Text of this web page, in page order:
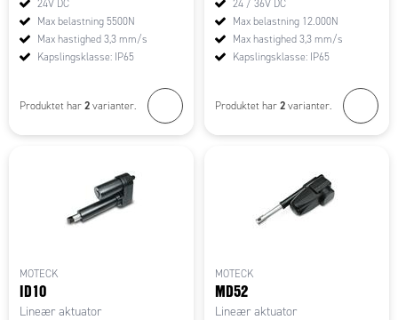
24V DC
Max belastning 5500N
Max hastighed 3,3 mm/s
Kapslingsklasse: IP65
Produktet har 2 varianter.
24 / 36V DC
Max belastning 12.000N
Max hastighed 3,3 mm/s
Kapslingsklasse: IP65
Produktet har 2 varianter.
MOTECK
ID10
Lineær aktuator
MOTECK
MD52
Lineær aktuator